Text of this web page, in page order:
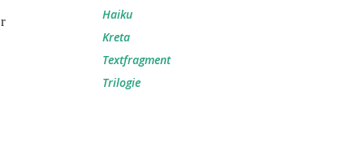
Haiku
Kreta
Textfragment
Trilogie